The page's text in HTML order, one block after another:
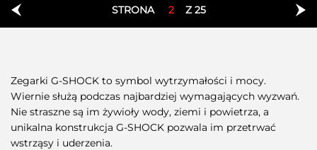
STRONA 2 Z 25
Zegarki G-SHOCK to symbol wytrzymałości i mocy.
Wiernie służą podczas najbardziej wymagających wyzwań.
Nie straszne są im żywioły wody, ziemi i powietrza, a
unikalna konstrukcja G-SHOCK pozwala im przetrwać
wstrząsy i uderzenia.